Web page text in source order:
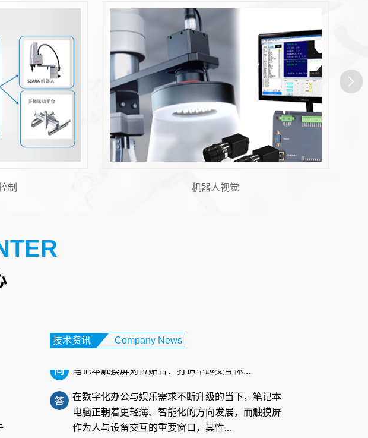
飞拍技术
技术资讯 Company News
在数字化办公与娱乐需求不断升级的当下，笔记本
电脑正朝着更轻薄、智能化的方向发展，而触摸屏
作为人与设备交互的重要窗口，其性...